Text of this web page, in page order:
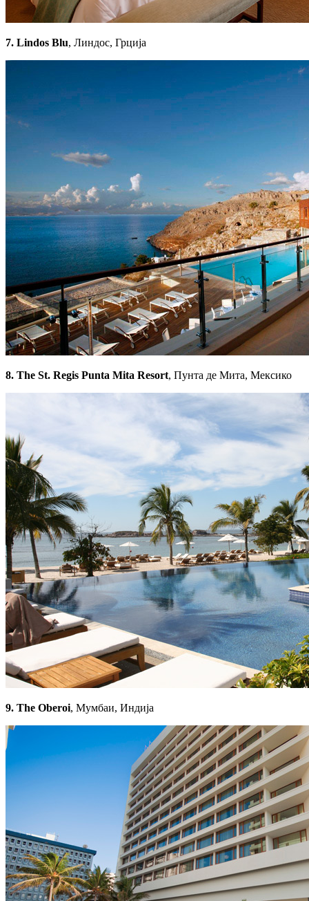
7. Lindos Blu, Линдос, Грција
8. The St. Regis Punta Mita Resort, Пунта де Мита, Мексико
9. The Oberoi, Мумбаи, Индија